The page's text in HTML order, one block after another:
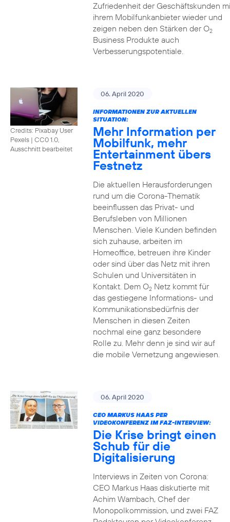
Zufriedenheit der Geschäftskunden
ihrem Mobilfunkanbieter wieder und
zeigen neben den Stärken der O2
Business Produkte auch
Verbesserungspotentiale.
Credits: Pixabay User
Pexels | CC0 1.0,
Ausschnitt bearbeitet
06. April 2020
INFORMATIONEN ZUR AKTUELLEN
SITUATION:
Mehr Information per
Mobilfunk, mehr
Entertainment übers
Festnetz
Die aktuellen Herausforderungen
rund um die Corona-Thematik
beeinflussen das Privat- und
Berufsleben von Millionen
Menschen. Viele Kunden befinden
sich zuhause, arbeiten im
Homeoffice, betreuen ihre Kinder
oder sind über das Netz mit ihren
Schulen und Universitäten in
Kontakt. Dem O2Netz kommt für
das gestiegene Informations- und
Kommuni­ka­tions­bedürfnis­ der
Menschen in diesen Zeiten
nochmal eine ganz besondere
Rolle zu. Mehr denn je sind wir auf
die mobile Vernetzung angewiesen.
06. April 2020
CEO MARKUS HAAS PER
VIDEOKONFERENZ IM FAZ-INTERVIEW:
Die Krise bringt einen
Schub für die
Digitalisierung
Interviews in Zeiten von Corona:
CEO Markus Haas diskutierte mit
Achim Wambach, Chef der
Monopolkommission, und zwei FAZ